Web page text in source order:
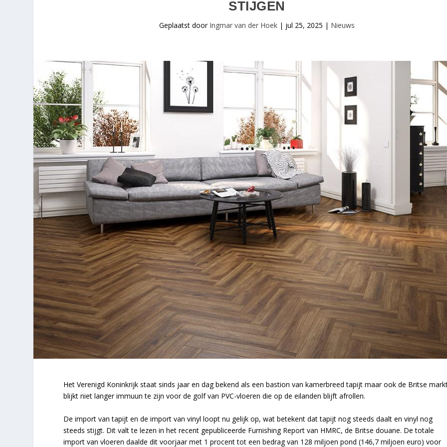
STIJGEN
Geplaatst door Ingmar van der Hoek| jul 25, 2025 | Nieuws
Het Verenigd Koninkrijk staat sinds jaar en dag bekend als een bastion van kamerbreed tapijt maar ook de Britse
blijkt niet langer immuun te zijn voor de golf van PVC-vloeren die op de eilanden blijft afrollen.
De import van tapijt en de import van vinyl loopt nu gelijk op, wat betekent dat tapijt nog steeds daalt en vinyl nog
steeds stijgt. Dit valt te lezen in het recent gepubliceerde Furnishing Report van HMRC, de Britse douane. De totale
import van vloeren daalde dit voorjaar met 1 procent tot een bedrag van 128 miljoen pond (146,7 miljoen euro) voor